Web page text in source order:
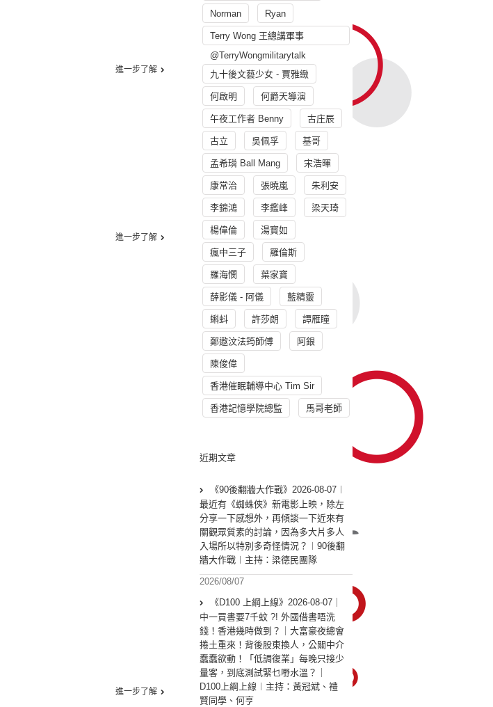
進一步了解
進一步了解
進一步了解
Norman Ryan
Terry Wong 王總講軍事
@TerryWongmilitarytalk
九十後文藝少女 - 賈雅緻
何啟明 何爵天導演
午夜工作者 Benny 古庄辰
古立 吳佩孚 基哥
孟希璘 Ball Mang 宋浩暉
康常治 張曉嵐 朱利安
李錦鴻 李鑑峰 梁天琦
楊偉倫 湯寳如
瘋中三子 羅倫斯
羅海憫 葉家寶
薛影儀 - 阿儀 藍精靈
蝌蚪 許莎朗 譚雁瞳
鄭遨汶法筠師傅 阿銀
陳俊偉
香港催眠輔導中心 Tim Sir
香港記憶學院總監 馬哥老師
近期文章
《90後翻牆大作戰》2026-08-07︱
最近有《蜘蛛俠》新電影上映，除左
分享一下感想外，再傾談一下近來有
關觀眾質素的討論，因為多大片多人
入場所以特別多奇怪情況？︱90後翻
牆大作戰︱主持：梁德民團隊
2026/08/07
《D100 上綱上線》2026-08-07｜
中一買書要7千蚊 ?! 外國借書唔洗
錢！香港幾時做到？｜大富豪夜總會
捲土重來！背後股東換人，公關中介
蠢蠢欲動！「低調復業」每晚只接少
量客，到底測試緊乜嘢水溫？｜
D100上綱上線︱主持：黃冠斌、禮
賢同學、何亨